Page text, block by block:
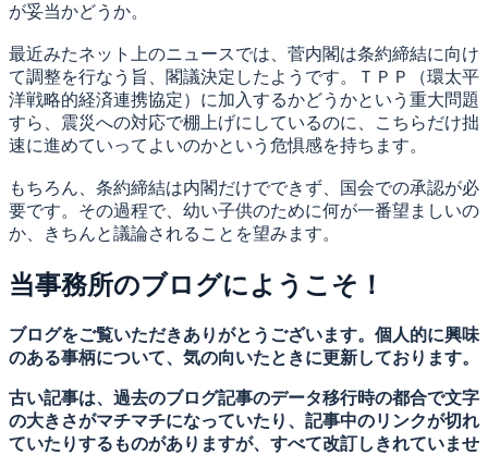
が妥当かどうか。
最近みたネット上のニュースでは、菅内閣は条約締結に向け
て調整を行なう旨、閣議決定したようです。ＴＰＰ（環太平
洋戦略的経済連携協定）に加入するかどうかという重大問題
すら、震災への対応で棚上げにしているのに、こちらだけ拙
速に進めていってよいのかという危惧感を持ちます。
もちろん、条約締結は内閣だけでできず、国会での承認が必
要です。その過程で、幼い子供のために何が一番望ましいの
か、きちんと議論されることを望みます。
当事務所のブログにようこそ！
ブログをご覧いただきありがとうございます。個人的に興味
のある事柄について、気の向いたときに更新しております。
古い記事は、過去のブログ記事のデータ移行時の都合で文字
の大きさがマチマチになっていたり、記事中のリンクが切れ
ていたりするものがありますが、すべて改訂しきれていませ